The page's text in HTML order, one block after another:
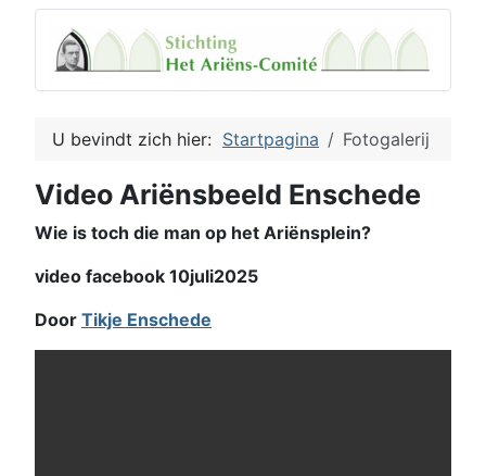
U bevindt zich hier: Startpagina Fotogalerij
Video Ariënsbeeld Enschede
Wie is toch die man op het Ariënsplein?
video facebook 10juli2025
Door Tikje Enschede